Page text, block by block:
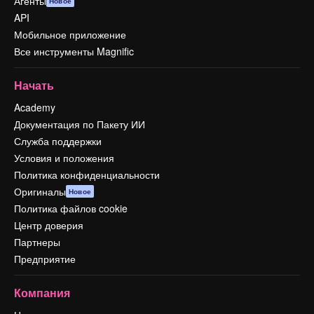
API
Мобильное приложение
Все инструменты Magnific
Начать
Academy
Документация по Пакету ИИ
Служба поддержки
Условия и положения
Политика конфиденциальности
Оригиналы Новое
Политика файлов cookie
Центр доверия
Партнеры
Предприятие
Компания